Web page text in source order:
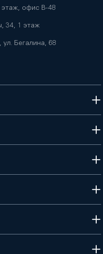
офис B-48
34, 1 этаж
Бегалина, 68